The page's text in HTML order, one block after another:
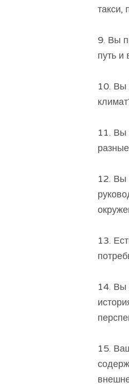
такси,
9. Вы
путь и
10. Вы
11. Вы
12. Вы
13.
14. Вы
15.